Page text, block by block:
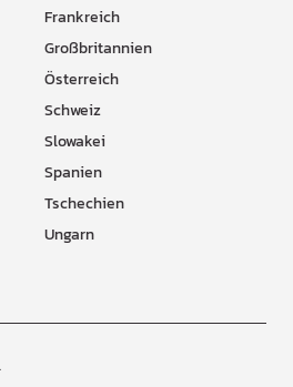
Frankreich
Großbritannien
Österreich
Schweiz
Slowakei
Spanien
Tschechien
Ungarn